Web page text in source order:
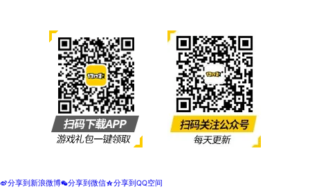
t分享到新浪微博w分享到微信z分享到QQ空间